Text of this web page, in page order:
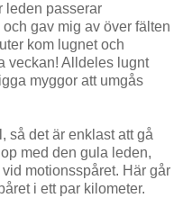
leden passerar
gav mig av över fälten
kom lugnet och
veckan! Alldeles lugnt
myggor att umgås
så det är enklast att gå
med den gula leden,
motionsspåret. Här går
i ett par kilometer.